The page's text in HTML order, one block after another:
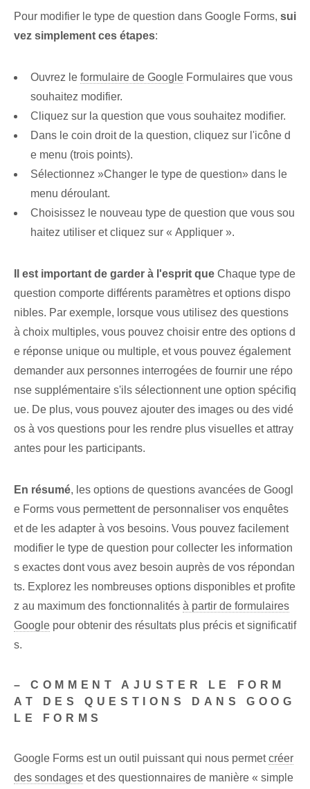
Pour modifier le⁢ type de question dans Google Forms, sui
vez simplement ces étapes:
Ouvrez le formulaire de Google ⁢Formulaires⁣ que vous
souhaitez modifier.
Cliquez⁣ sur la question​ que vous souhaitez modifier.
Dans le coin droit de la question, cliquez sur l'icône d
e menu (trois points).
Sélectionnez ⁤»Changer le type de question» dans le
menu déroulant.
Choisissez le nouveau type de question⁤ que vous sou
haitez utiliser et cliquez sur « Appliquer ».
Il est important de garder à l'esprit que Chaque type de
question comporte différents paramètres et options dispo
nibles. Par exemple, lorsque vous utilisez des questions
à choix multiples, vous pouvez choisir entre des options d
e réponse unique ou multiple, et vous pouvez également
demander aux personnes interrogées de fournir une répo
nse supplémentaire s'ils sélectionnent une option spécifiq
ue. De plus, vous pouvez ajouter des images ou des vidé
os à vos questions pour les rendre plus visuelles et attray
antes pour les participants.
En résumé, les options de questions avancées de Googl
e Forms vous permettent de personnaliser vos enquêtes
et de les adapter à vos besoins. Vous pouvez facilement
modifier le type de question pour collecter les information
s exactes dont vous avez besoin auprès de vos répondan
ts. Explorez les nombreuses options disponibles et profite
z au maximum des fonctionnalités à partir de formulaires
Google pour obtenir des résultats plus précis et significatif
s.
– COMMENT AJUSTER LE FORM
AT DES QUESTIONS DANS ‌GOOG
LE FORMS
Google Forms est un outil puissant qui nous permetcréer
des sondages ⁤et des questionnaires de manière « simple